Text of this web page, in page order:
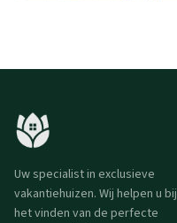
Uw specialist in exclusieve
vakantiehuizen. Wij helpen u bij
het vinden van de perfecte